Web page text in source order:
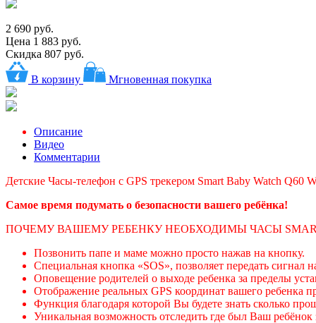
2 690 руб.
Цена 1 883 руб.
Скидка 807 руб.
В корзину Мгновенная покупка
Описание
Видео
Комментарии
Детские Часы-телефон с GPS трекером Smart Baby Watch Q60
Самое время подумать о безопасности вашего ребёнка!
ПОЧЕМУ ВАШЕМУ РЕБЕНКУ НЕОБХОДИМЫ ЧАСЫ SMART
Позвонить папе и маме можно просто нажав на кнопку.
Специальная кнопка «SOS», позволяет передать сигнал
Оповещение родителей о выходе ребенка за пределы
Отображение реальных GPS координат вашего ребенка
Функция благодаря которой Вы будете знать сколько
Уникальная возможность отследить где был Ваш ребёнок